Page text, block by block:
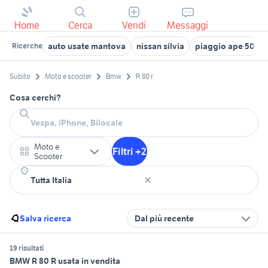
Home Cerca Vendi Messaggi
Ricerche auto usate mantova nissan silvia piaggio ape 50
Subito Moto e scooter Bmw R 80 r
Cosa cerchi?
Moto e
Scooter
Filtri +2
Salva ricerca Dal più recente
19 risultati
BMW R 80 R usata in vendita